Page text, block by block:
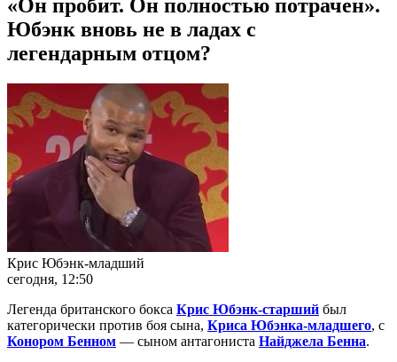
«Он пробит. Он полностью потрачен».
Юбэнк вновь не в ладах с
легендарным отцом?
Крис Юбэнк-младший
сегодня, 12:50
Легенда британского бокса Крис Юбэнк-старший был
категорически против боя сына, Криса Юбэнка-младшего, с
Конором Бенном — сыном антагониста Найджела Бенна.